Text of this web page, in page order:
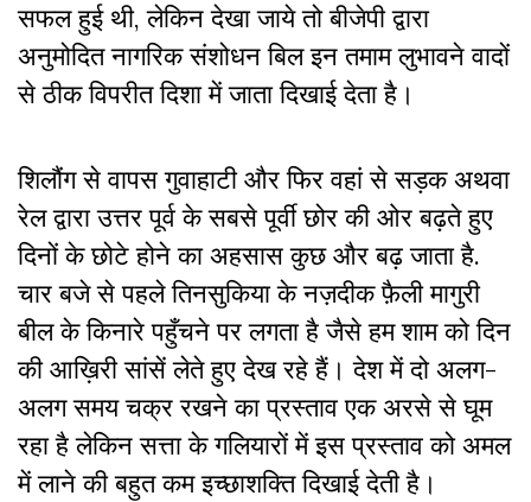
सफल हुई थी, लेकिन देखा जाये तो बीजेपी द्वारा
अनुमोदित नागरिक संशोधन बिल इन तमाम लुभावने वादों
से ठीक विपरीत दिशा में जाता दिखाई देता है।
शिलौंग से वापस गुवाहाटी और फिर वहां से सड़क अथवा
रेल द्वारा उत्तर पूर्व के सबसे पूर्वी छोर की ओर बढ़ते हुए
दिनों के छोटे होने का अहसास कुछ और बढ़ जाता है.
चार बजे से पहले तिनसुकिया के नज़दीक फ़ैली मागुरी
बील के किनारे पहुँचने पर लगता है जैसे हम शाम को दिन
की आख़िरी सांसें लेते हुए देख रहे हैं। देश में दो अलग-
अलग समय चक्र रखने का प्रस्ताव एक अरसे से घूम
रहा है लेकिन सत्ता के गलियारों में इस प्रस्ताव को अमल
में लाने की बहुत कम इच्छाशक्ति दिखाई देती है।